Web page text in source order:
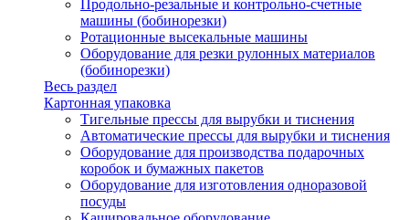
Продольно-резальные и контрольно-счетные
машины (бобинорезки)
Ротационные высекальные машины
Оборудование для резки рулонных материалов
(бобинорезки)
Весь раздел
Картонная упаковка
Тигельные прессы для вырубки и тиснения
Автоматические прессы для вырубки и тиснения
Оборудование для производства подарочных
коробок и бумажных пакетов
Оборудование для изготовления одноразовой
посуды